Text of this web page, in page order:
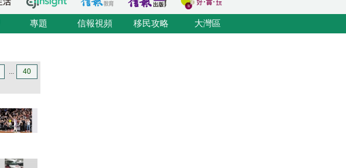
專題 信報視頻 移民攻略 大灣區
... 40